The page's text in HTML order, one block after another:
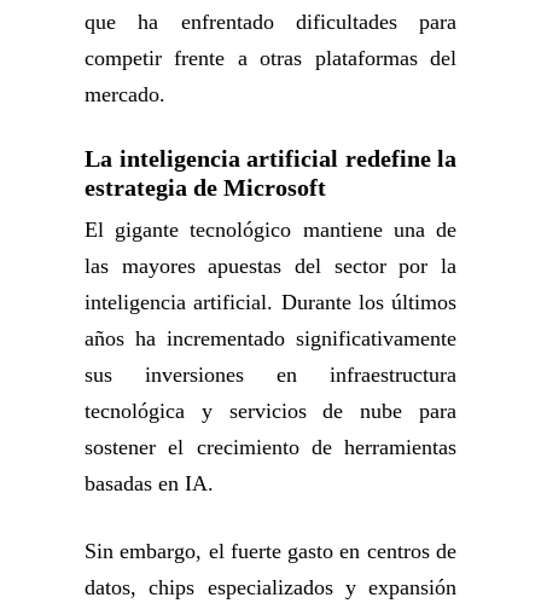
que ha enfrentado dificultades para
competir frente a otras plataformas del
mercado.
La inteligencia artificial redefine la
estrategia de Microsoft
El gigante tecnológico mantiene una de
las mayores apuestas del sector por la
inteligencia artificial. Durante los últimos
años ha incrementado significativamente
sus inversiones en infraestructura
tecnológica y servicios de nube para
sostener el crecimiento de herramientas
basadas en IA.
Sin embargo, el fuerte gasto en centros de
datos, chips especializados y expansión